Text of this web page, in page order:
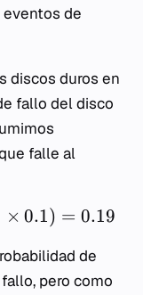
eventos de
discos duros en
fallo del disco
falle al
× 0.1) = 0.19
de
pero como